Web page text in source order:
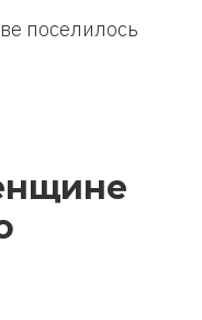
поселилось